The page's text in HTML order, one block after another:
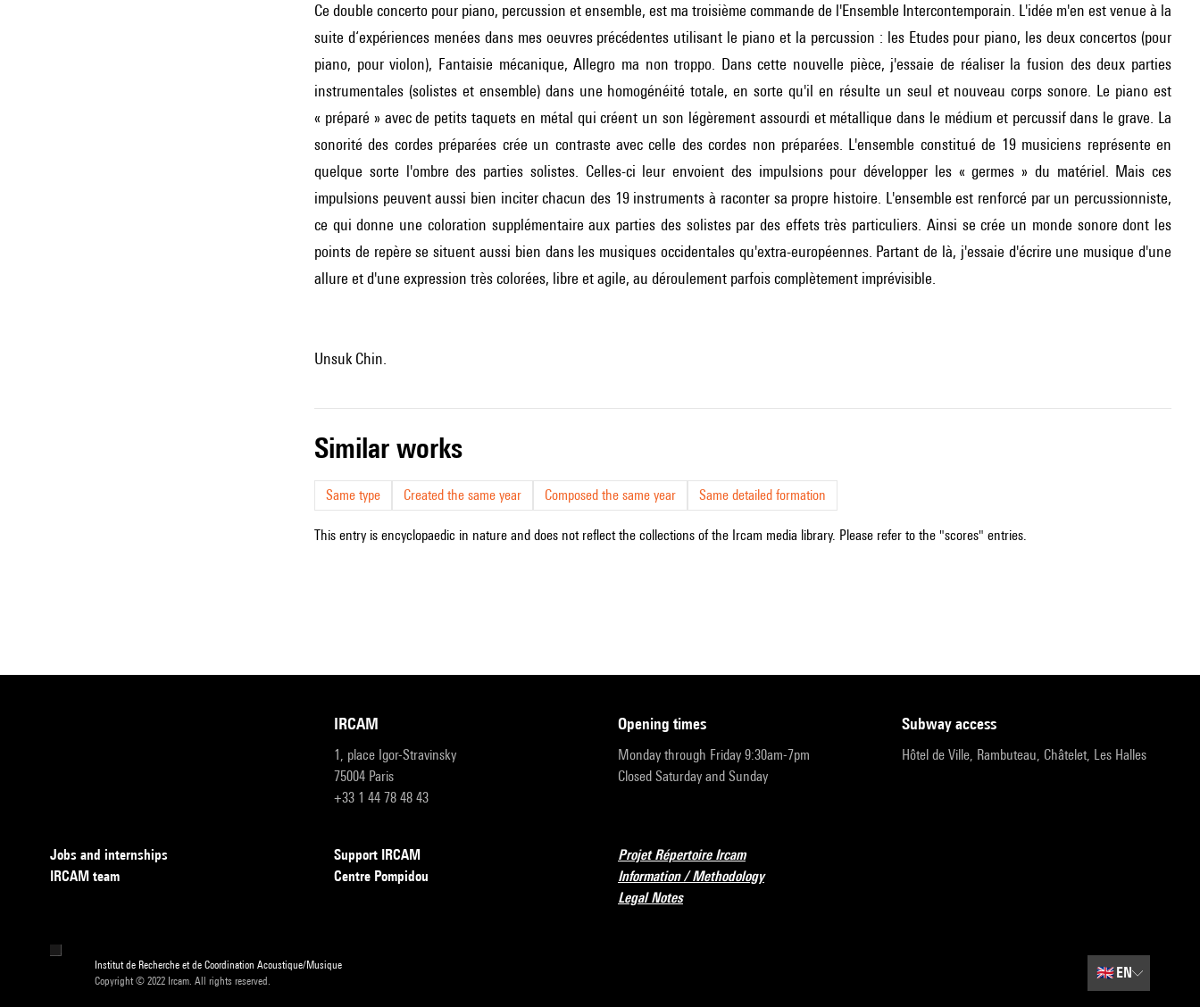
Ce double concerto pour piano, percussion et ensemble, est ma troisième commande de l'Ensemble Intercontemporain. L'idée m'en est venue à la
suite d‘expériences menées dans mes oeuvres précédentes utilisant le piano et la percussion : les Etudes pour piano, les deux concertos (pour
piano, pour violon), Fantaisie mécanique, Allegro ma non troppo. Dans cette nouvelle pièce, j'essaie de réaliser la fusion des deux parties
instrumentales (solistes et ensemble) dans une homogénéité totale, en sorte qu'il en résulte un seul et nouveau corps sonore. Le piano est
« préparé » avec de petits taquets en métal qui créent un son légèrement assourdi et métallique dans le médium et percussif dans le grave. La
sonorité des cordes préparées crée un contraste avec celle des cordes non préparées. L'ensemble constitué de 19 musiciens représente en
quelque sorte l'ombre des parties solistes. Celles-ci leur envoient des impulsions pour développer les « germes » du matériel. Mais ces
impulsions peuvent aussi bien inciter chacun des 19 instruments à raconter sa propre histoire. L'ensemble est renforcé par un percussionniste,
ce qui donne une coloration supplémentaire aux parties des solistes par des effets très particuliers. Ainsi se crée un monde sonore dont les
points de repère se situent aussi bien dans les musiques occidentales qu'extra-européennes. Partant de là, j'essaie d'écrire une musique d'une
allure et d'une expression très colorées, libre et agile, au déroulement parfois complètement imprévisible.
Unsuk Chin.
similar works
Same type Created the same year Composed the same year Same detailed formation
This entry is encyclopaedic in nature and does not reflect the collections of the Ircam media library. Please refer to the "scores" entries.
IRCAM
1, place Igor-Stravinsky
75004 Paris
+33 1 44 78 48 43
opening times
Monday through Friday 9:30am-7pm
Closed Saturday and Sunday
subway access
Hôtel de Ville, Rambuteau, Châtelet, Les Halles
Jobs and internships
IRCAM team
Support IRCAM
Centre Pompidou
Projet Répertoire Ircam
Information / Methodology
Legal Notes
Institut de Recherche et de Coordination Acoustique/Musique
Copyright © 2022 Ircam. All rights reserved.
🇬🇧EN